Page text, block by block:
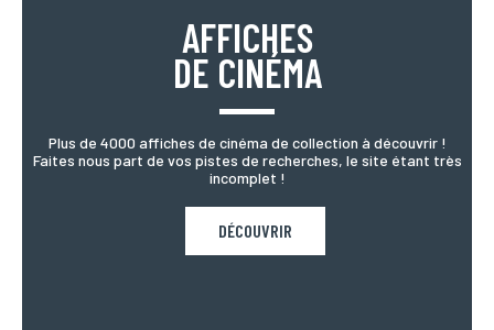
AFFICHES
DE CINÉMA
Plus de 4000 affiches de cinéma de collection à découvrir !
Faites nous part de vos pistes de recherches, le site étant très
incomplet !
DÉCOUVRIR